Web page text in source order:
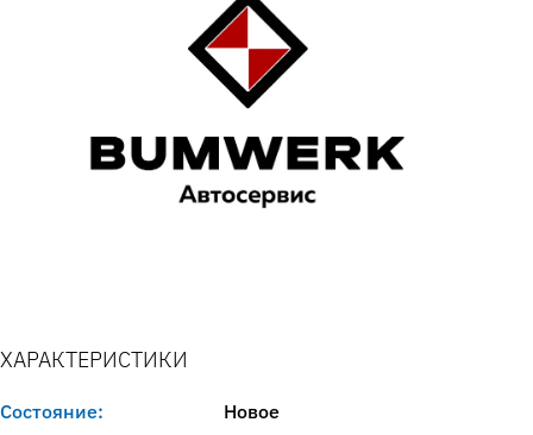
ХАРАКТЕРИСТИКИ
Состояние:
Новое